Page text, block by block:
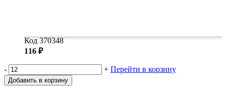
Код 370348
116 ₽
- + Перейти в корзину
Добавить в корзину